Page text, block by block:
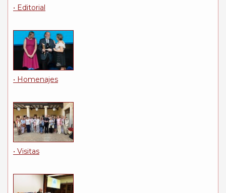
• Editorial
• Homenajes
• Visitas